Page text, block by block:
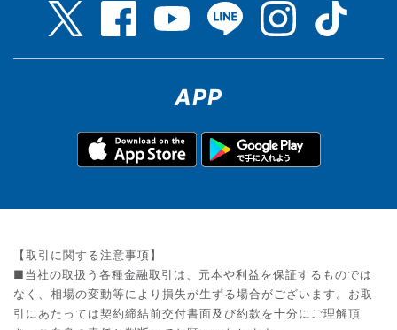
APP
【取引に関する注意事項】
■当社の取扱う各種金融取引は、元本や利益を保証するものでは
なく、相場の変動等により損失が生ずる場合がございます。お取
引にあたっては契約締結前交付書面及び約款を十分にご理解頂